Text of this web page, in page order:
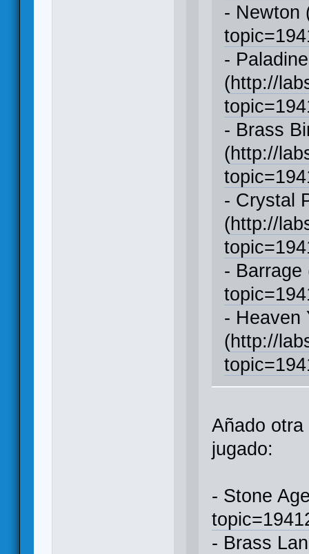
- Newton
-
(http://
- Brass
(http://
- Crystal
(http://
- Barrage
- Heaven
(http://
Añado
jugado:
- Stone
- Brass